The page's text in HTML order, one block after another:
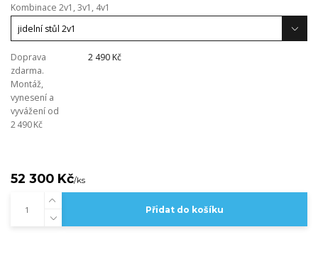
Kombinace 2v1, 3v1, 4v1
Doprava
zdarma.
Montáž,
vynesení a
vyvážení od
2 490 Kč
2 490 Kč
52 300 Kč/ks
Přidat do košíku